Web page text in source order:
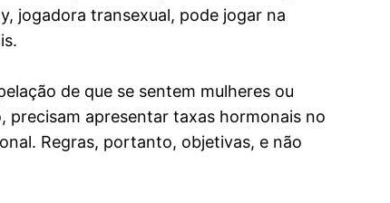
jogadora transexual, pode jogar na
de que se sentem mulheres ou
apresentar taxas hormonais no
Regras, portanto, objetivas, e não